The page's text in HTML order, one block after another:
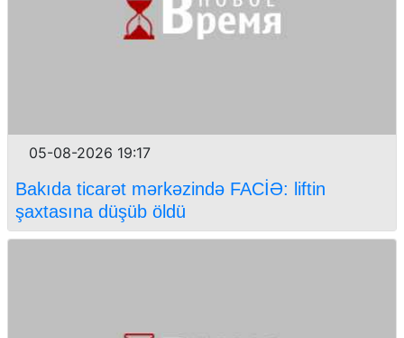
05-08-2026 19:17
Bakıda ticarət mərkəzində FACİƏ: liftin
şaxtasına düşüb öldü